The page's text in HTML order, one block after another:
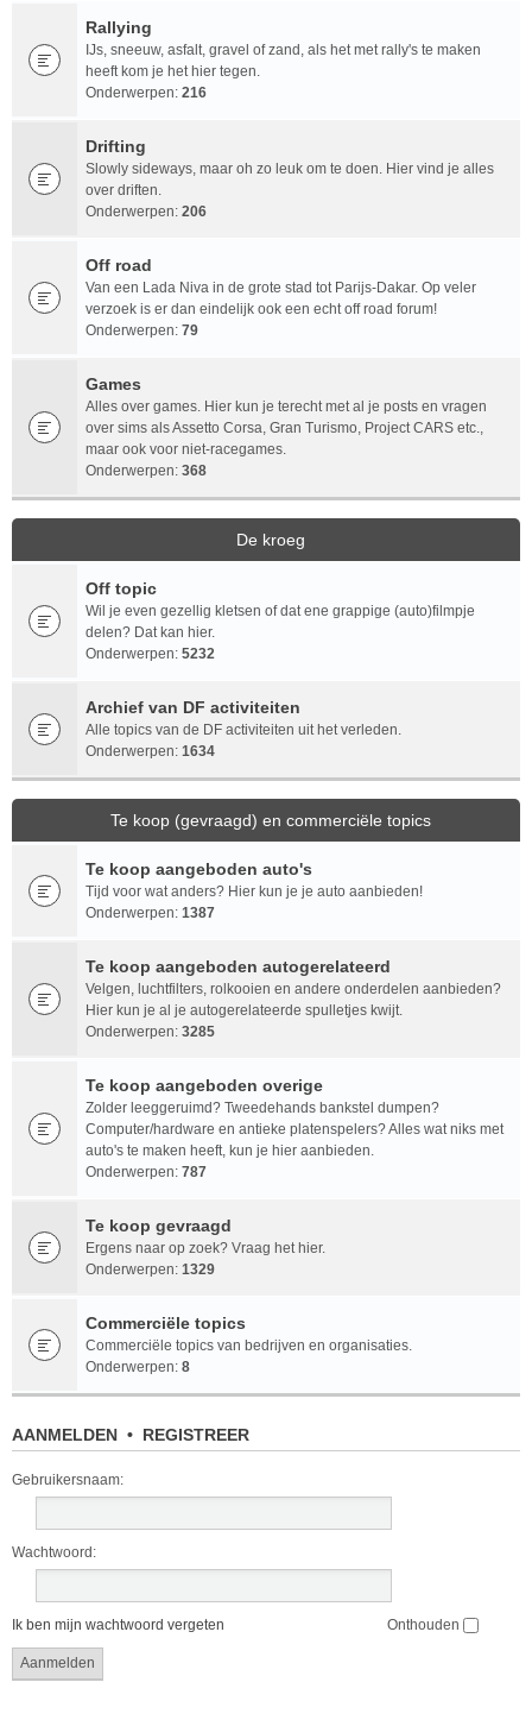
Rallying
IJs, sneeuw, asfalt, gravel of zand, als het met rally's te maken
heeft kom je het hier tegen.
Onderwerpen: 216
Drifting
Slowly sideways, maar oh zo leuk om te doen. Hier vind je alles
over driften.
Onderwerpen: 206
Off road
Van een Lada Niva in de grote stad tot Parijs-Dakar. Op veler
verzoek is er dan eindelijk ook een echt off road forum!
Onderwerpen: 79
Games
Alles over games. Hier kun je terecht met al je posts en vragen
over sims als Assetto Corsa, Gran Turismo, Project CARS etc.,
maar ook voor niet-racegames.
Onderwerpen: 368
De kroeg
Off topic
Wil je even gezellig kletsen of dat ene grappige (auto)filmpje
delen? Dat kan hier.
Onderwerpen: 5232
Archief van DF activiteiten
Alle topics van de DF activiteiten uit het verleden.
Onderwerpen: 1634
Te koop (gevraagd) en commerciële topics
Te koop aangeboden auto's
Tijd voor wat anders? Hier kun je je auto aanbieden!
Onderwerpen: 1387
Te koop aangeboden autogerelateerd
Velgen, luchtfilters, rolkooien en andere onderdelen aanbieden?
Hier kun je al je autogerelateerde spulletjes kwijt.
Onderwerpen: 3285
Te koop aangeboden overige
Zolder leeggeruimd? Tweedehands bankstel dumpen?
Computer/hardware en antieke platenspelers? Alles wat niks met
auto's te maken heeft, kun je hier aanbieden.
Onderwerpen: 787
Te koop gevraagd
Ergens naar op zoek? Vraag het hier.
Onderwerpen: 1329
Commerciële topics
Commerciële topics van bedrijven en organisaties.
Onderwerpen: 8
AANMELDEN • REGISTREER
Gebruikersnaam:
Wachtwoord:
Ik ben mijn wachtwoord vergeten Onthouden